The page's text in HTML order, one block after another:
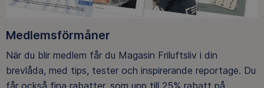
Medlemsförmåner
När du blir medlem får du Magasin Friluftsliv i din
brevlåda, med tips, tester och inspirerande reportage. Du
får också fina rabatter, som upp till 25% rabatt på